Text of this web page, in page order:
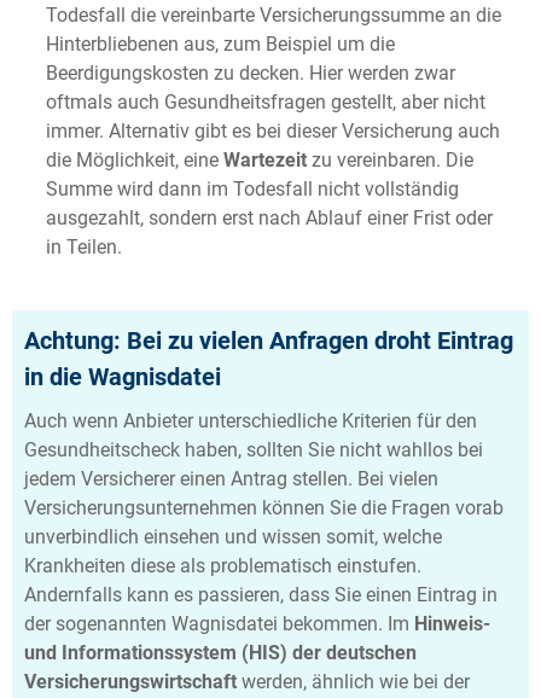
Todesfall die vereinbarte Versicherungssumme an die
Hinterbliebenen aus, zum Beispiel um die
Beerdigungskosten zu decken. Hier werden zwar
oftmals auch Gesundheitsfragen gestellt, aber nicht
immer. Alternativ gibt es bei dieser Versicherung auch
die Möglichkeit, eine Wartezeit zu vereinbaren. Die
Summe wird dann im Todesfall nicht vollständig
ausgezahlt, sondern erst nach Ablauf einer Frist oder
in Teilen.
Achtung: Bei zu vielen Anfragen droht Eintrag
in die Wagnisdatei
Auch wenn Anbieter unterschiedliche Kriterien für den
Gesundheitscheck haben, sollten Sie nicht wahllos bei
jedem Versicherer einen Antrag stellen. Bei vielen
Versicherungsunternehmen können Sie die Fragen vorab
unverbindlich einsehen und wissen somit, welche
Krankheiten diese als problematisch einstufen.
Andernfalls kann es passieren, dass Sie einen Eintrag in
der sogenannten Wagnisdatei bekommen. Im Hinweis-
und Informationssystem (HIS) der deutschen
Versicherungswirtschaft werden, ähnlich wie bei der